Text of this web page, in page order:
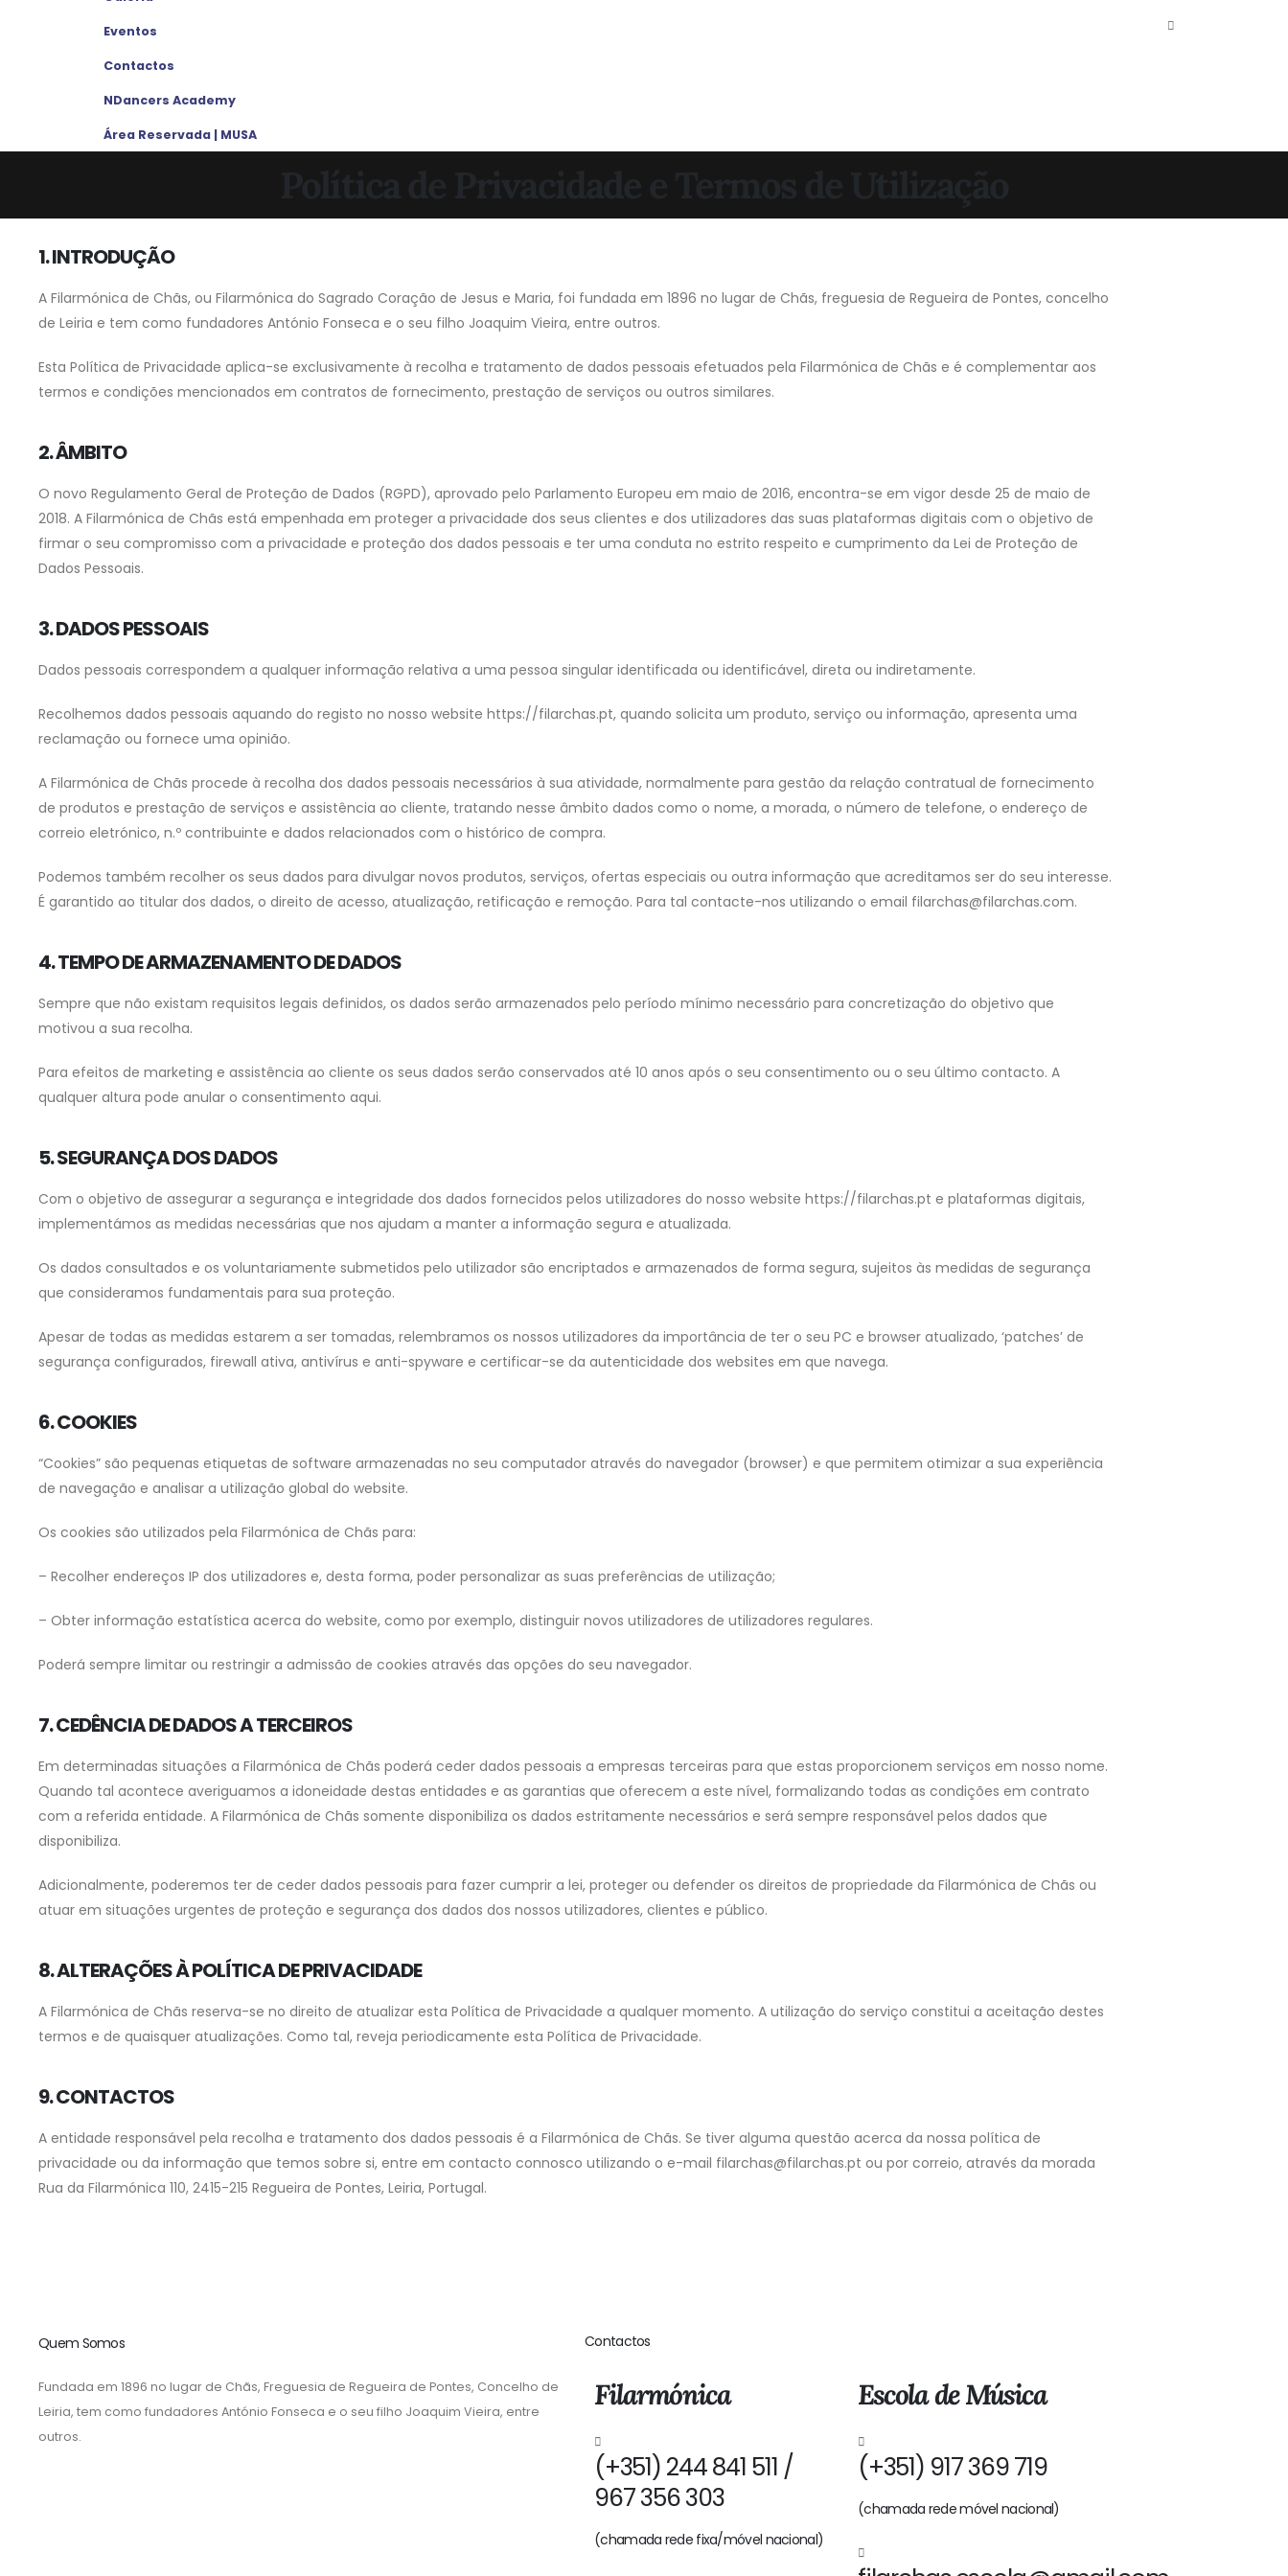
Eventos
Contactos
NDancers Academy
Área Reservada | MUSA
1. INTRODUÇÃO
A Filarmónica de Chãs, ou Filarmónica do Sagrado Coração de Jesus e Maria, foi fundada em 1896 no lugar de Chãs, freguesia de Regueira de Pontes, concelho
de Leiria e tem como fundadores António Fonseca e o seu filho Joaquim Vieira, entre outros.
Esta Política de Privacidade aplica-se exclusivamente à recolha e tratamento de dados pessoais efetuados pela Filarmónica de Chãs e é complementar aos
termos e condições mencionados em contratos de fornecimento, prestação de serviços ou outros similares.
2. ÂMBITO
O novo Regulamento Geral de Proteção de Dados (RGPD), aprovado pelo Parlamento Europeu em maio de 2016, encontra-se em vigor desde 25 de maio de
2018. A Filarmónica de Chãs está empenhada em proteger a privacidade dos seus clientes e dos utilizadores das suas plataformas digitais com o objetivo de
firmar o seu compromisso com a privacidade e proteção dos dados pessoais e ter uma conduta no estrito respeito e cumprimento da Lei de Proteção de
Dados Pessoais.
3. DADOS PESSOAIS
Dados pessoais correspondem a qualquer informação relativa a uma pessoa singular identificada ou identificável, direta ou indiretamente.
Recolhemos dados pessoais aquando do registo no nosso website https://filarchas.pt, quando solicita um produto, serviço ou informação, apresenta uma
reclamação ou fornece uma opinião.
A Filarmónica de Chãs procede à recolha dos dados pessoais necessários à sua atividade, normalmente para gestão da relação contratual de fornecimento
de produtos e prestação de serviços e assistência ao cliente, tratando nesse âmbito dados como o nome, a morada, o número de telefone, o endereço de
correio eletrónico, n.º contribuinte e dados relacionados com o histórico de compra.
Podemos também recolher os seus dados para divulgar novos produtos, serviços, ofertas especiais ou outra informação que acreditamos ser do seu interesse.
É garantido ao titular dos dados, o direito de acesso, atualização, retificação e remoção. Para tal contacte-nos utilizando o email filarchas@filarchas.com.
4. TEMPO DE ARMAZENAMENTO DE DADOS
Sempre que não existam requisitos legais definidos, os dados serão armazenados pelo período mínimo necessário para concretização do objetivo que
motivou a sua recolha.
Para efeitos de marketing e assistência ao cliente os seus dados serão conservados até 10 anos após o seu consentimento ou o seu último contacto. A
qualquer altura pode anular o consentimento aqui.
5. SEGURANÇA DOS DADOS
Com o objetivo de assegurar a segurança e integridade dos dados fornecidos pelos utilizadores do nosso website https://filarchas.pt e plataformas digitais,
implementámos as medidas necessárias que nos ajudam a manter a informação segura e atualizada.
Os dados consultados e os voluntariamente submetidos pelo utilizador são encriptados e armazenados de forma segura, sujeitos às medidas de segurança
que consideramos fundamentais para sua proteção.
Apesar de todas as medidas estarem a ser tomadas, relembramos os nossos utilizadores da importância de ter o seu PC e browser atualizado, ‘patches’ de
segurança configurados, firewall ativa, antivírus e anti-spyware e certificar-se da autenticidade dos websites em que navega.
6. COOKIES
“Cookies” são pequenas etiquetas de software armazenadas no seu computador através do navegador (browser) e que permitem otimizar a sua experiência
de navegação e analisar a utilização global do website.
Os cookies são utilizados pela Filarmónica de Chãs para:
– Recolher endereços IP dos utilizadores e, desta forma, poder personalizar as suas preferências de utilização;
– Obter informação estatística acerca do website, como por exemplo, distinguir novos utilizadores de utilizadores regulares.
Poderá sempre limitar ou restringir a admissão de cookies através das opções do seu navegador.
7. CEDÊNCIA DE DADOS A TERCEIROS
Em determinadas situações a Filarmónica de Chãs poderá ceder dados pessoais a empresas terceiras para que estas proporcionem serviços em nosso nome.
Quando tal acontece averiguamos a idoneidade destas entidades e as garantias que oferecem a este nível, formalizando todas as condições em contrato
com a referida entidade. A Filarmónica de Chãs somente disponibiliza os dados estritamente necessários e será sempre responsável pelos dados que
disponibiliza.
Adicionalmente, poderemos ter de ceder dados pessoais para fazer cumprir a lei, proteger ou defender os direitos de propriedade da Filarmónica de Chãs ou
atuar em situações urgentes de proteção e segurança dos dados dos nossos utilizadores, clientes e público.
8. ALTERAÇÕES À POLÍTICA DE PRIVACIDADE
A Filarmónica de Chãs reserva-se no direito de atualizar esta Política de Privacidade a qualquer momento. A utilização do serviço constitui a aceitação destes
termos e de quaisquer atualizações. Como tal, reveja periodicamente esta Política de Privacidade.
9. CONTACTOS
A entidade responsável pela recolha e tratamento dos dados pessoais é a Filarmónica de Chãs. Se tiver alguma questão acerca da nossa política de
privacidade ou da informação que temos sobre si, entre em contacto connosco utilizando o e-mail filarchas@filarchas.pt ou por correio, através da morada
Rua da Filarmónica 110, 2415-215 Regueira de Pontes, Leiria, Portugal.
Quem Somos
Fundada em 1896 no lugar de Chãs, Freguesia de Regueira de Pontes, Concelho de
Leiria, tem como fundadores António Fonseca e o seu filho Joaquim Vieira, entre
outros.
Contactos
Filarmónica
(+351) 244 841 511 /
967 356 303
(chamada rede fixa/móvel nacional)
Escola de Música
(+351) 917 369 719
(chamada rede móvel nacional)